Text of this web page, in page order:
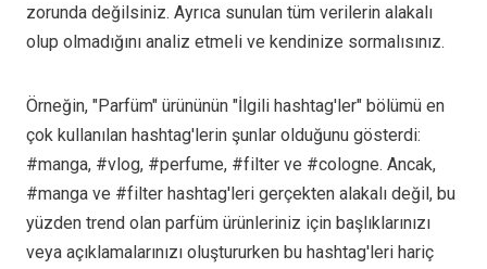
zorunda değilsiniz. Ayrıca sunulan tüm verilerin alakalı
olup olmadığını analiz etmeli ve kendinize sormalısınız.
Örneğin, "Parfüm" ürününün "İlgili hashtag'ler" bölümü en
çok kullanılan hashtag'lerin şunlar olduğunu gösterdi:
#manga, #vlog, #perfume, #filter ve #cologne. Ancak,
#manga ve #filter hashtag'leri gerçekten alakalı değil, bu
yüzden trend olan parfüm ürünleriniz için başlıklarınızı
veya açıklamalarınızı oluştururken bu hashtag'leri hariç